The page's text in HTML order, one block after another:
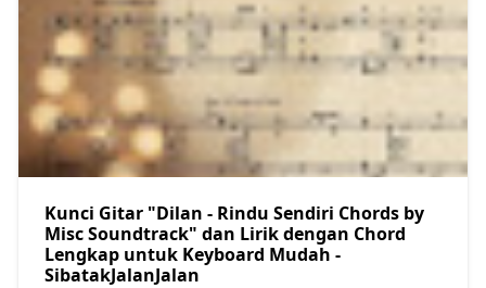
Kunci Gitar "Dilan - Rindu Sendiri Chords by
Misc Soundtrack" dan Lirik dengan Chord
Lengkap untuk Keyboard Mudah -
SibatakJalanJalan